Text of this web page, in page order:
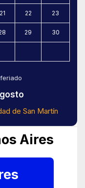
21 22 23
29 30
de San Martín
Aires